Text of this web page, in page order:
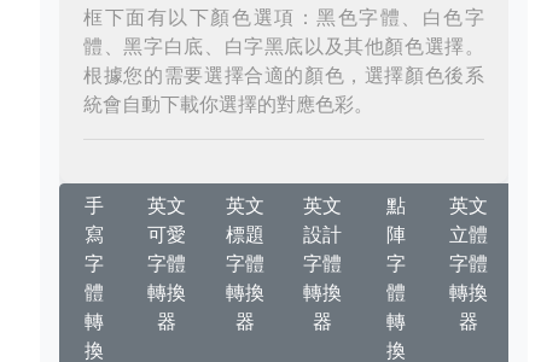
框下面有以下顏色選項：黑色字體、白色字
體、黑字白底、白字黑底以及其他顏色選擇。
根據您的需要選擇合適的顏色，選擇顏色後系
統會自動下載你選擇的對應色彩。
手
寫
字
體
轉
換
英文
可愛
字體
轉換
器
英文
標題
字體
轉換
器
英文
設計
字體
轉換
器
點
陣
字
體
轉
換
英文
立體
字體
轉換
器